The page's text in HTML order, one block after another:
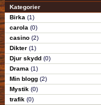
Kategorier
Birka (1)
carola (0)
casino (2)
Dikter (1)
Djur skydd (0)
Drama (1)
Min blogg (2)
Mystik (0)
trafik (0)